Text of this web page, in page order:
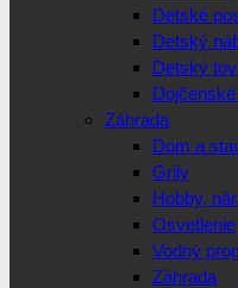
Detské
Detský
Detský
Záhrada
Dom a
Grily
Hobby,
Osvetlenie
Vodný
Záhrada